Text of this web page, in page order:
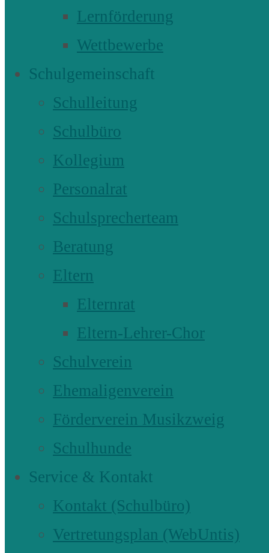
Lernförderung
Wettbewerbe
Schulgemeinschaft
Schulleitung
Schulbüro
Kollegium
Personalrat
Schulsprecherteam
Beratung
Eltern
Elternrat
Eltern-Lehrer-Chor
Schulverein
Ehemaligenverein
Förderverein Musikzweig
Schulhunde
Service & Kontakt
Kontakt (Schulbüro)
Vertretungsplan (WebUntis)